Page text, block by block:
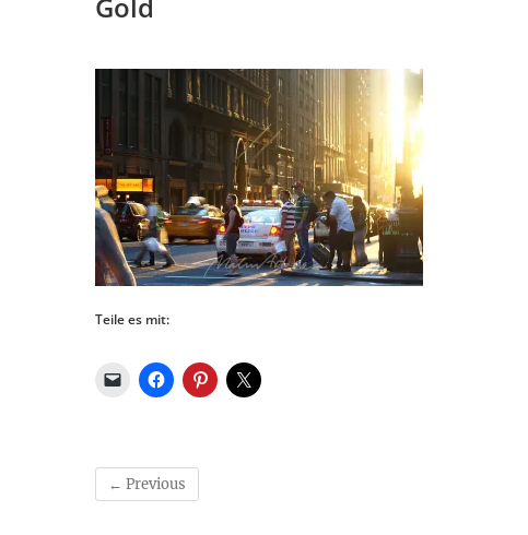
Gold
Teile es mit:
← Previous